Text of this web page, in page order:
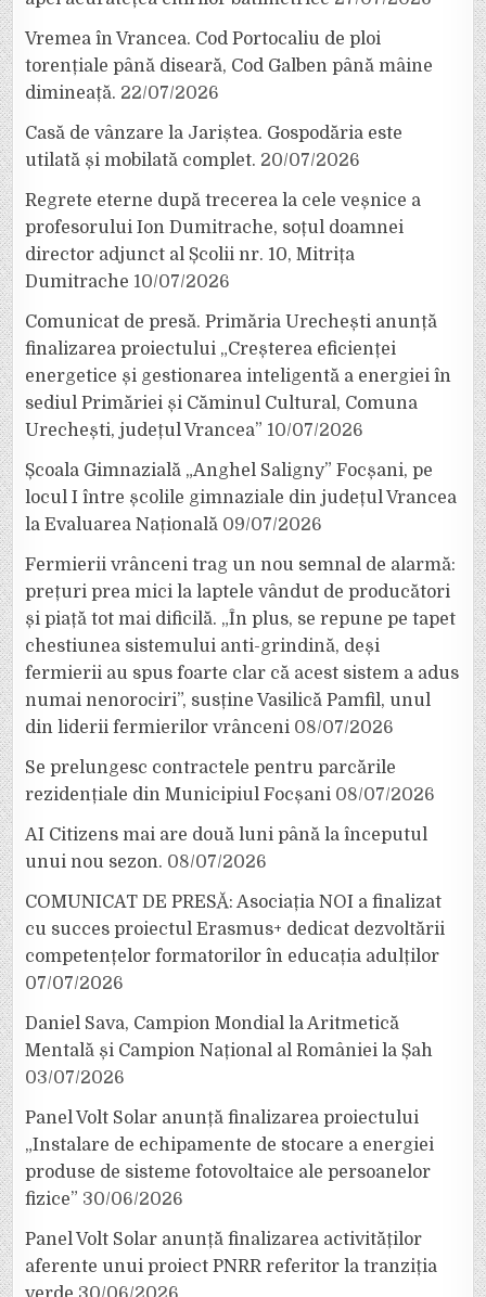
Vremea în Vrancea. Cod Portocaliu de ploi
torențiale până diseară, Cod Galben până mâine
dimineață. 22/07/2026
Casă de vânzare la Jariștea. Gospodăria este
utilată și mobilată complet. 20/07/2026
Regrete eterne după trecerea la cele veșnice a
profesorului Ion Dumitrache, soțul doamnei
director adjunct al Școlii nr. 10, Mitrița
Dumitrache 10/07/2026
Comunicat de presă. Primăria Urechești anunță
finalizarea proiectului „Creșterea eficienței
energetice și gestionarea inteligentă a energiei în
sediul Primăriei și Căminul Cultural, Comuna
Urechești, județul Vrancea” 10/07/2026
Școala Gimnazială „Anghel Saligny” Focșani, pe
locul I între școlile gimnaziale din județul Vrancea
la Evaluarea Națională 09/07/2026
Fermierii vrânceni trag un nou semnal de alarmă:
prețuri prea mici la laptele vândut de producători
și piață tot mai dificilă. „În plus, se repune pe tapet
chestiunea sistemului anti-grindină, deși
fermierii au spus foarte clar că acest sistem a adus
numai nenorociri”, susține Vasilică Pamfil, unul
din liderii fermierilor vrânceni 08/07/2026
Se prelungesc contractele pentru parcările
rezidențiale din Municipiul Focșani 08/07/2026
AI Citizens mai are două luni până la începutul
unui nou sezon. 08/07/2026
COMUNICAT DE PRESĂ: Asociația NOI a finalizat
cu succes proiectul Erasmus+ dedicat dezvoltării
competențelor formatorilor în educația adulților
07/07/2026
Daniel Sava, Campion Mondial la Aritmetică
Mentală și Campion Național al României la Șah
03/07/2026
Panel Volt Solar anunță finalizarea proiectului
„Instalare de echipamente de stocare a energiei
produse de sisteme fotovoltaice ale persoanelor
fizice” 30/06/2026
Panel Volt Solar anunță finalizarea activităților
aferente unui proiect PNRR referitor la tranziția